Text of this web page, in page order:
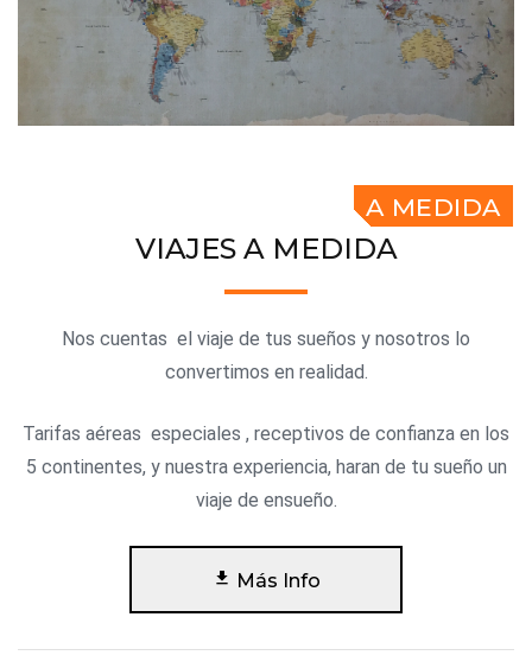
VIAJES A MEDIDA
A MEDIDA
Nos cuentas el viaje de tus sueños y nosotros lo
convertimos en realidad.
Tarifas aéreas especiales , receptivos de confianza en los
5 continentes, y nuestra experiencia, haran de tu sueño un
viaje de ensueño.
Más Info